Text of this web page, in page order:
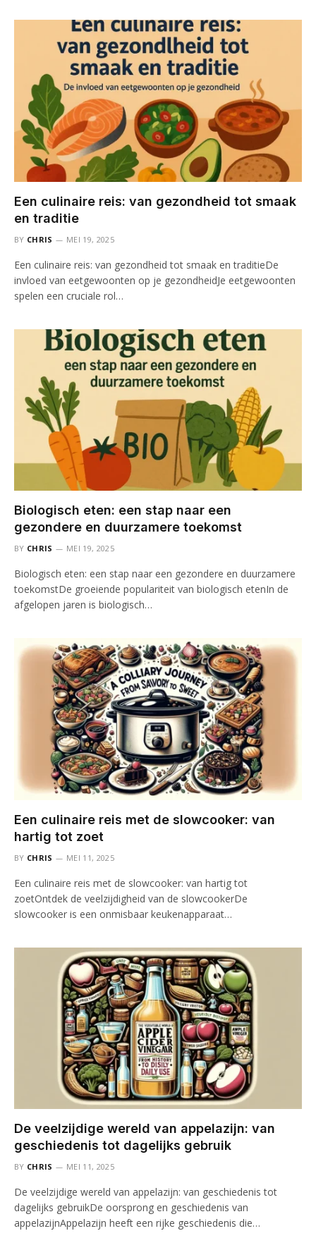
Een culinaire reis: van gezondheid tot smaak
en traditie
BY CHRIS MEI 19, 2025
Een culinaire reis: van gezondheid tot smaak en traditieDe
invloed van eetgewoonten op je gezondheidJe eetgewoonten
spelen een cruciale rol…
Biologisch eten: een stap naar een
gezondere en duurzamere toekomst
BY CHRIS MEI 19, 2025
Biologisch eten: een stap naar een gezondere en duurzamere
toekomstDe groeiende populariteit van biologisch etenIn de
afgelopen jaren is biologisch…
Een culinaire reis met de slowcooker: van
hartig tot zoet
BY CHRIS MEI 11, 2025
Een culinaire reis met de slowcooker: van hartig tot
zoetOntdek de veelzijdigheid van de slowcookerDe
slowcooker is een onmisbaar keukenapparaat…
De veelzijdige wereld van appelazijn: van
geschiedenis tot dagelijks gebruik
BY CHRIS MEI 11, 2025
De veelzijdige wereld van appelazijn: van geschiedenis tot
dagelijks gebruikDe oorsprong en geschiedenis van
appelazijnAppelazijn heeft een rijke geschiedenis die…